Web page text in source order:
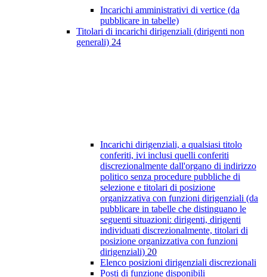
Incarichi amministrativi di vertice (da
pubblicare in tabelle)
Titolari di incarichi dirigenziali (dirigenti non
generali) 24
Incarichi dirigenziali, a qualsiasi titolo
conferiti, ivi inclusi quelli conferiti
discrezionalmente dall'organo di indirizzo
politico senza procedure pubbliche di
selezione e titolari di posizione
organizzativa con funzioni dirigenziali (da
pubblicare in tabelle che distinguano le
seguenti situazioni: dirigenti, dirigenti
individuati discrezionalmente, titolari di
posizione organizzativa con funzioni
dirigenziali) 20
Elenco posizioni dirigenziali discrezionali
Posti di funzione disponibili